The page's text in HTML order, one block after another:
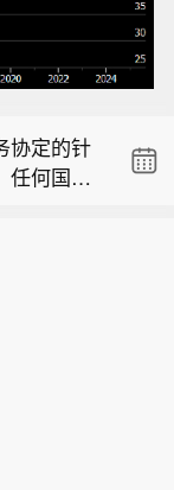
，德黑兰
协定的针
任何国家